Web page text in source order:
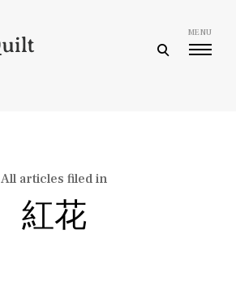
open
MENU
All articles filed in
紅花